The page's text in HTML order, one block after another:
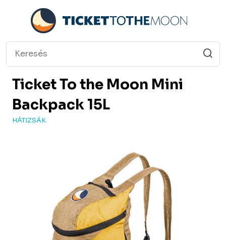
Ticket To the Moon Mini
Backpack 15L
HÁTIZSÁK